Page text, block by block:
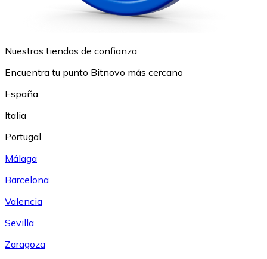
Nuestras tiendas de confianza
Encuentra tu punto Bitnovo más cercano
España
Italia
Portugal
Málaga
Barcelona
Valencia
Sevilla
Zaragoza